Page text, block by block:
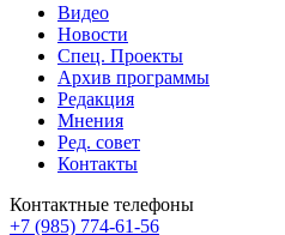
Видео
Новости
Спец. Проекты
Архив программы
Редакция
Мнения
Ред. совет
Контакты
Контактные телефоны
+7 (985) 774-61-56